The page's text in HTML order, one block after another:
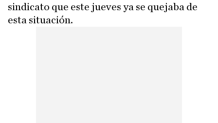
sindicato que este jueves ya se quejaba de
esta situación.